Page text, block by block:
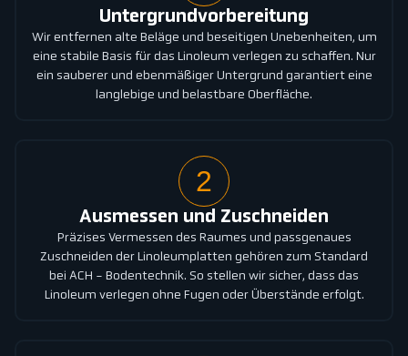
Untergrundvorbereitung
Wir entfernen alte Beläge und beseitigen Unebenheiten, um
eine stabile Basis für das Linoleum verlegen zu schaffen. Nur
ein sauberer und ebenmäßiger Untergrund garantiert eine
langlebige und belastbare Oberfläche.
2
Ausmessen und Zuschneiden
Präzises Vermessen des Raumes und passgenaues
Zuschneiden der Linoleumplatten gehören zum Standard
bei ACH - Bodentechnik. So stellen wir sicher, dass das
Linoleum verlegen ohne Fugen oder Überstände erfolgt.